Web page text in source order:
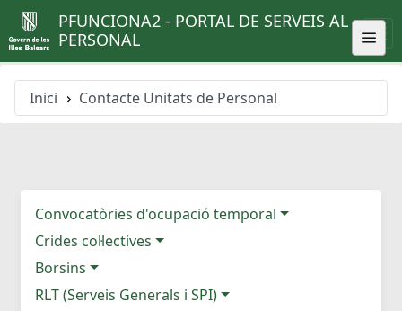
PFUNCIONA2 - PORTAL DE SERVEIS AL
PERSONAL
Inici Contacte Unitats de Personal
Convocatòries d'ocupació temporal
Crides col·lectives
Borsins
RLT (Serveis Generals i SPI)